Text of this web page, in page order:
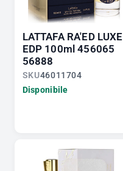
LATTAFA RA'ED LUXE
EDP 100ml 456065
56888
SKU46011704
Disponibile